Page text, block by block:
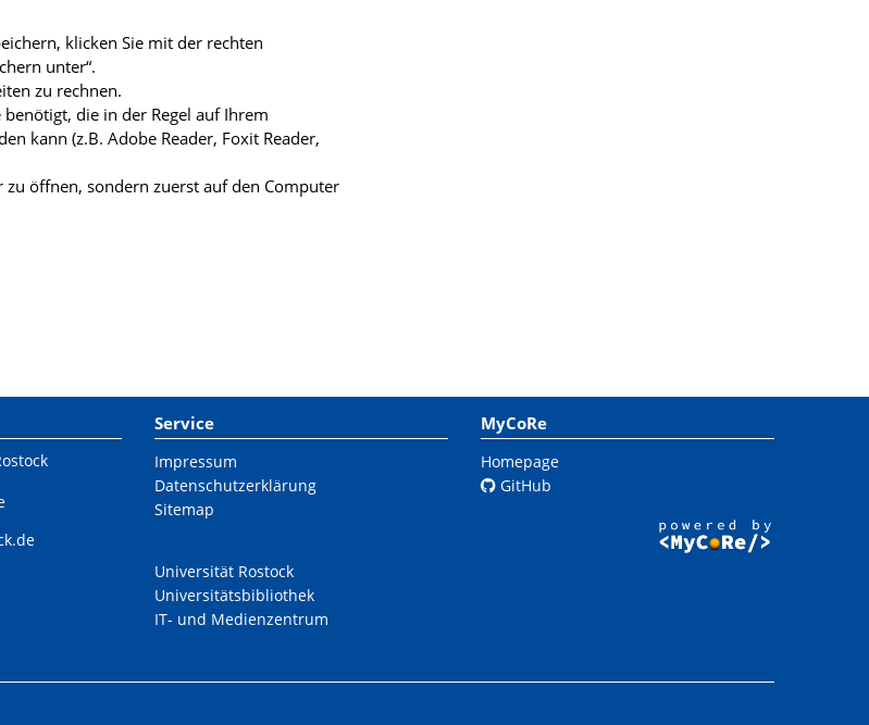
klicken Sie mit der rechten
unter“.
zu rechnen.
die in der Regel auf Ihrem
kann (z.B. Adobe Reader, Foxit Reader,
öffnen, sondern zuerst auf den Computer
Service
Impressum
Datenschutzerklärung
Sitemap
Universität Rostock
Universitätsbibliothek
IT- und Medienzentrum
MyCoRe
Homepage
GitHub